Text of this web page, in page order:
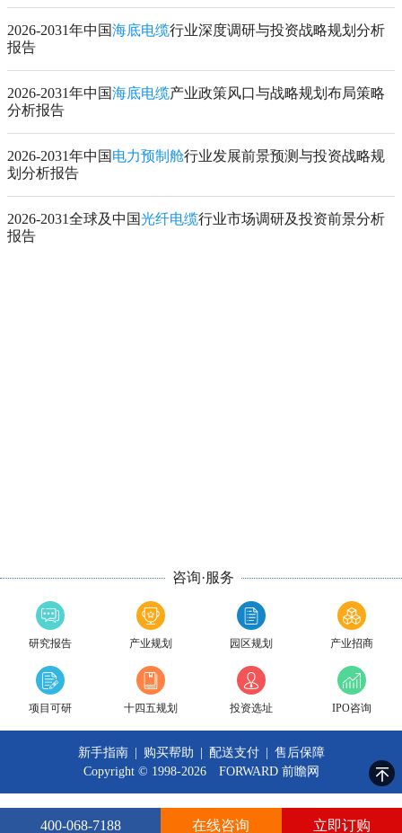
2026-2031年中国海底电缆行业深度调研与投资战略规划分析
报告
2026-2031年中国海底电缆产业政策风口与战略规划布局策略
分析报告
2026-2031年中国 电力预制舱行业发展前景预测与投资战略规
划分析报告
2026-2031全球及中国光纤电缆行业市场调研及投资前景分析
报告
400-068-7188 在线咨询 立即订购
咨询·服务
研究报告 产业规划 园区规划 产业招商
项目可研 十四五规划 投资选址 IPO咨询
新手指南 购买帮助 配送支付
售后保障
Copyright © 1998-2026 FORWARD 前瞻网